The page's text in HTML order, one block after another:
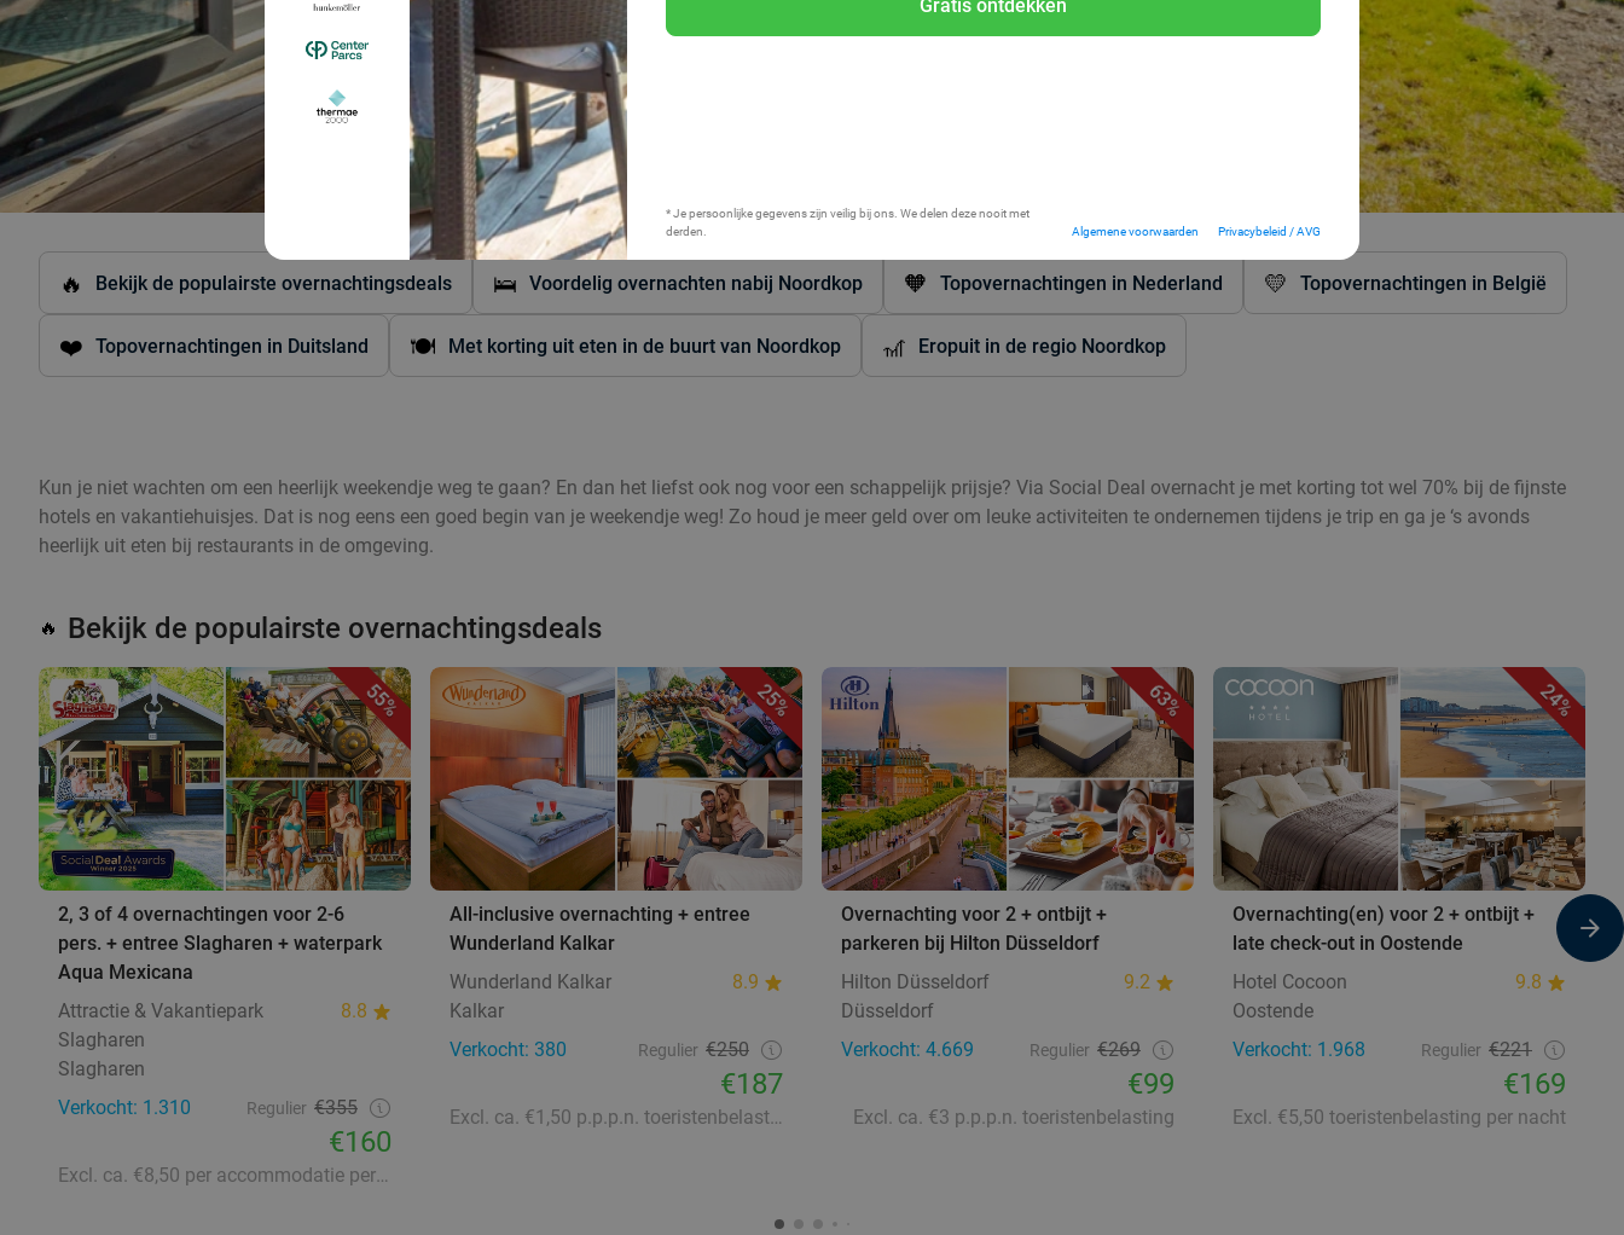
Gratis ontdekken
* Je persoonlijke gegevens zijn veilig bij ons. We delen deze nooit met
derden.
Algemene voorwaarden Privacybeleid / AVG
🔥 Bekijk de populairste overnachtingsdeals 🛌 Voordelig overnachten nabij Noordkop 🧡 Topovernachtingen in Nederland 💛 Topovernachtingen in België
❤️ Topovernachtingen in Duitsland 🍽️ Met korting uit eten in de buurt van Noordkop 🎢 Eropuit in de regio Noordkop
Kun je niet wachten om een heerlijk weekendje weg te gaan? En dan het liefst ook nog voor een schappelijk prijsje? Via Social Deal overnacht je met korting tot wel 70% bij de fijnste
hotels en vakantiehuisjes. Dat is nog eens een goed begin van je weekendje weg! Zo houd je meer geld over om leuke activiteiten te ondernemen tijdens je trip en ga je ‘s avonds
heerlijk uit eten bij restaurants in de omgeving.
🔥 Bekijk de populairste overnachtingsdeals
55%
2, 3 of 4 overnachtingen voor 2-6
pers. + entree Slagharen + waterpark
Aqua Mexicana
Attractie & Vakantiepark
Slagharen
8.8
Slagharen
Verkocht: 1.310
Regulier €355
€160
Excl. ca. €8,50 per accommodatie per nacht aan lokale heffingen
25%
All-inclusive overnachting + entree
Wunderland Kalkar
Wunderland Kalkar
8.9
Kalkar
Verkocht: 380
Regulier €250
€187
Excl. ca. €1,50 p.p.p.n. toeristenbelasting
63%
Overnachting voor 2 + ontbijt +
parkeren bij Hilton Düsseldorf
Hilton Düsseldorf
9.2
Düsseldorf
Verkocht: 4.669
Regulier €269
€99
Excl. ca. €3 p.p.p.n. toeristenbelasting
24%
Overnachting(en) voor 2 + ontbijt +
late check-out in Oostende
Hotel Cocoon
9.8
Oostende
Verkocht: 1.968
Regulier €221
€169
Excl. €5,50 toeristenbelasting per nacht